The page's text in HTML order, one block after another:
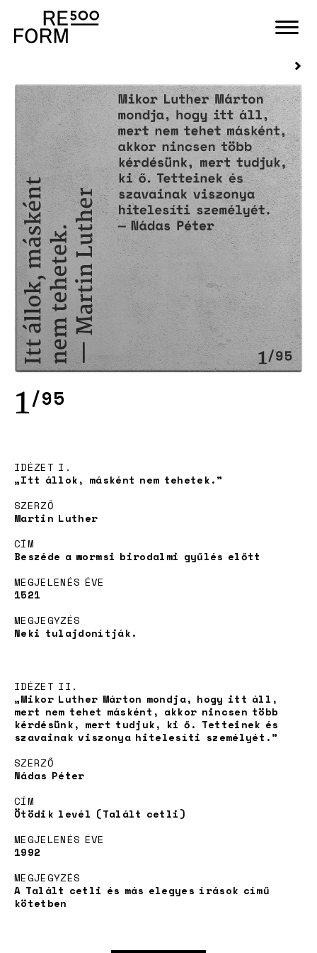
Stones
Adoption
News
1/95
IDÉZET I.
„Itt állok, másként nem tehetek.”
SZERZŐ
Martin Luther
CÍM
Beszéde a wormsi birodalmi gyűlés előtt
MEGJELENÉS ÉVE
1521
MEGJEGYZÉS
Neki tulajdonítják.
IDÉZET II.
„Mikor Luther Márton mondja, hogy itt áll,
mert nem tehet másként, akkor nincsen több
kérdésünk, mert tudjuk, ki ő. Tetteinek és
szavainak viszonya hitelesíti személyét.”
SZERZŐ
Nádas Péter
CÍM
Ötödik levél (Talált cetli)
MEGJELENÉS ÉVE
1992
MEGJEGYZÉS
A Talált cetli és más elegyes írások című
kötetben